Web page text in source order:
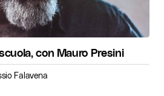
con Mauro Presini
Falavena